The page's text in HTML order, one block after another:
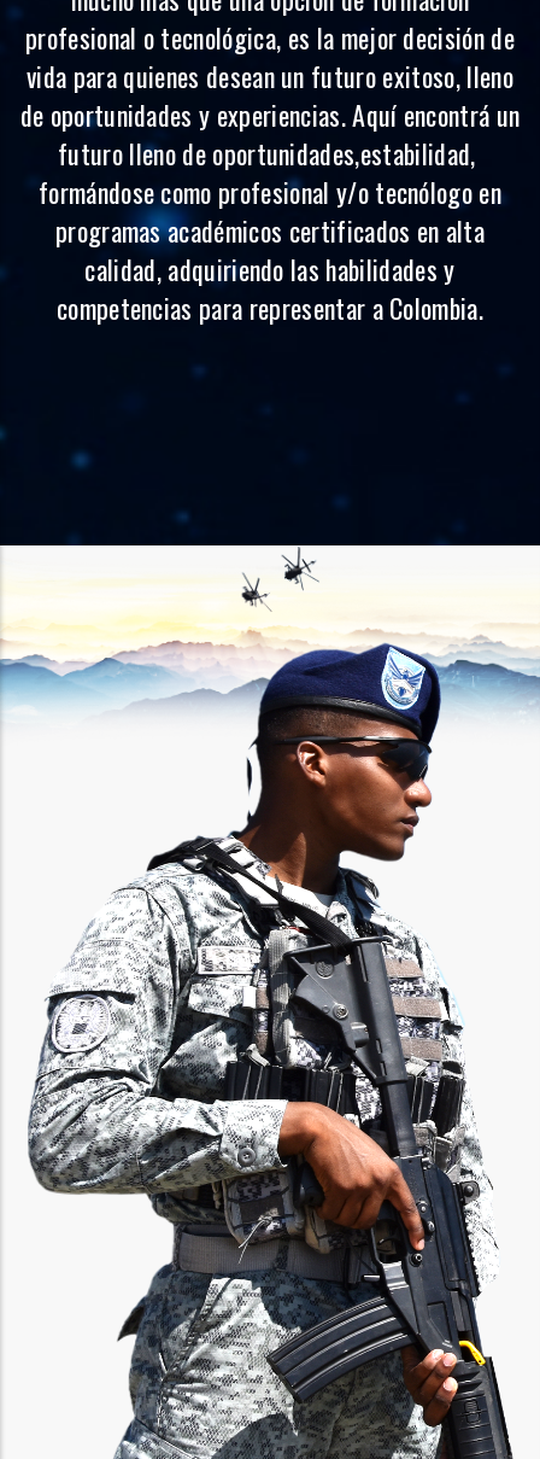
profesional o tecnológica, es la mejor decisión de
vida para quienes desean un futuro exitoso, lleno
de oportunidades y experiencias.Aquí encontrá un
futuro lleno de oportunidades,estabilidad,
formándose como profesional y/o tecnólogo en
programas académicos certificados en alta
calidad, adquiriendo las habilidades y
competencias para representar a Colombia.